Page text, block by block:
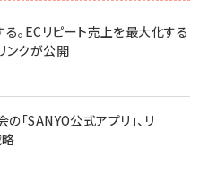
。ECリピート売上を最大化する
ンクが公開
「SANYO公式アプリ」、リ